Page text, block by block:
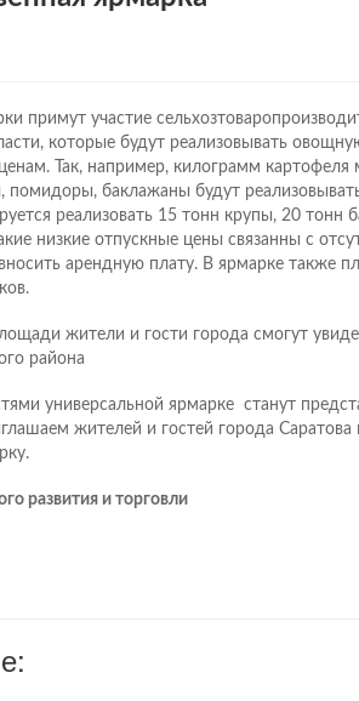
примут участие
которые будут реализовывать
Так, например, килограмм картофеля
помидоры, баклажаны будут
реализовать 15 тонн крупы, 20 тонн
низкие отпускные цены связанны с
арендную плату. В ярмарке также
жители и гости города смогут
района
универсальной ярмарке станут
жителей и гостей города Саратова
развития и торговли